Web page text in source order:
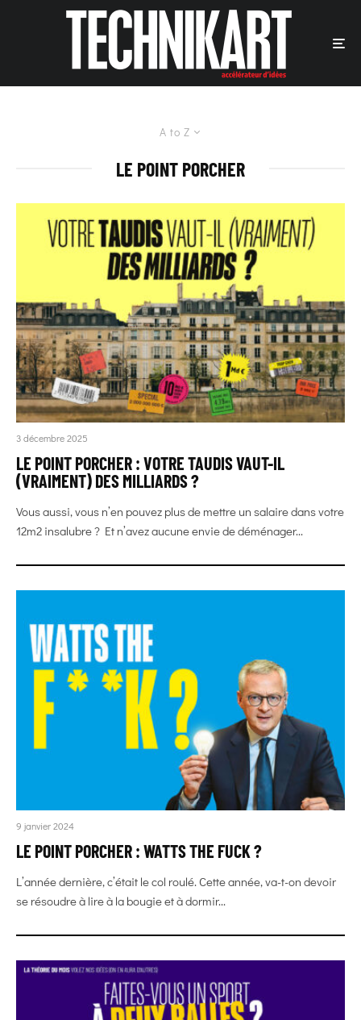
A to Z
LE POINT PORCHER
3 décembre 2025
LE POINT PORCHER : VOTRE TAUDIS VAUT-IL
(VRAIMENT) DES MILLIARDS ?
Vous aussi, vous n’en pouvez plus de mettre un salaire dans votre
12m2 insalubre ? Et n’avez aucune envie de déménager...
9 janvier 2024
LE POINT PORCHER : WATTS THE FUCK ?
L’année dernière, c’était le col roulé. Cette année, va-t-on devoir
se résoudre à lire à la bougie et à dormir...